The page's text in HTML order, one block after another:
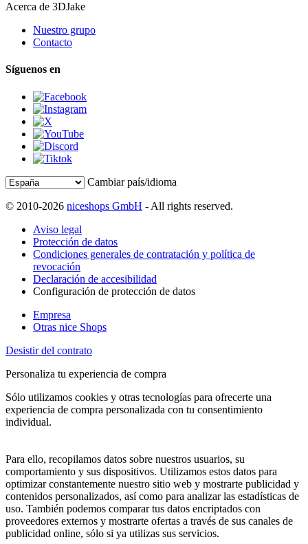
Acerca de 3DJake
Nuestro grupo
Contacto
Síguenos en
Cambiar país/idioma
© 2010-2026 niceshops GmbH - All rights reserved.
Aviso legal
Protección de datos
Condiciones generales de contratación y política de
revocación
Declaración de accesibilidad
Configuración de protección de datos
Empresa
Otras nice Shops
Desistir del contrato
Personaliza tu experiencia de compra
Sólo utilizamos cookies y otras tecnologías para ofrecerte una
experiencia de compra personalizada con tu consentimiento
individual.
Para ello, recopilamos datos sobre nuestros usuarios, su
comportamiento y sus dispositivos. Utilizamos estos datos para
optimizar constantemente nuestro sitio web y mostrarte publicidad y
contenidos personalizados, así como para analizar las estadísticas de
uso. También podemos comparar tus datos encriptados con
proveedores externos y mostrarte ofertas a través de sus canales de
publicidad online, sólo si ya utilizas sus servicios.